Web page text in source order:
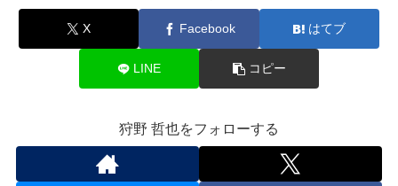
X Facebook はてブ
LINE コピー
狩野 哲也をフォローする